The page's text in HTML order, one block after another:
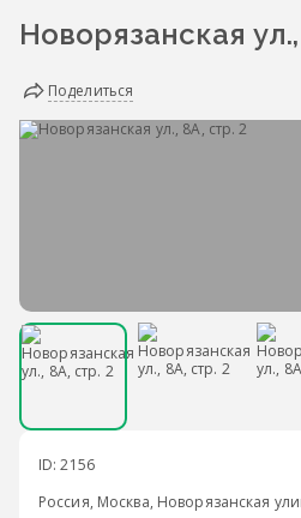
Новорязанская
Поделиться
ID: 2156
Россия, Москва, Новорязанская